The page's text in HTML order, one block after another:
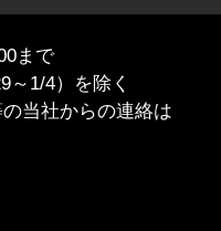
まで
～1/4）を除く
当社からの連絡は